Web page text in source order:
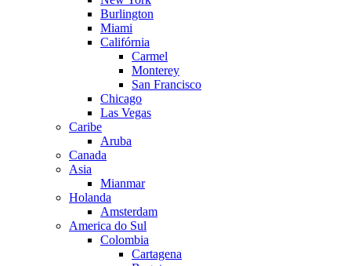
Burlington
Miami
Califórnia
Carmel
Monterey
San Francisco
Chicago
Las Vegas
Caribe
Aruba
Canada
Asia
Mianmar
Holanda
Amsterdam
America do Sul
Colombia
Cartagena